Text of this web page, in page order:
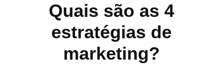
Quais são as 4
estratégias de
marketing?